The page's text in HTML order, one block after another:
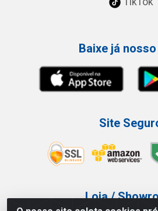
Baixe já
Site
Loja /